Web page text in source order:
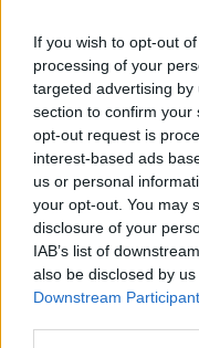
If you wish to opt-out
processing of your
targeted advertising
section to confirm your
opt-out request is
interest-based ads
us or personal
your opt-out. You may
disclosure of your
IAB’s list of
also be disclosed by
Downstream
ενέργεια και
νοημοσύνη, όμως,
ενδοσκόπησης. Το
«κατάρρευσης
μοντέλα που
δεδομένα παράγουν
αποτελέσματα.
και θα επαναλάβει
εκδοχές της ίδιας